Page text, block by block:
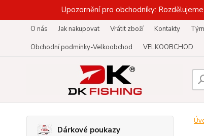
Upozornění pro obchodníky:
O nás Jak nakupovat Vrátit zboží Kontakty
Obchodní podmínky-Velkoobchod
VELKOOBCHOD
Dárkové poukazy